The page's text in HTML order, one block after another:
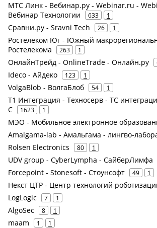
МТС Линк - Вебинар.ру - Webinar.ru -
Вебинар Технологии
633 1
Сравни.ру - Sravni Tech 26 1
Ростелеком Юг - Южный
Ростелекома
263 1
ОнлайнТрейд - OnlineTrade - Онлайн.ру
Ideco - Айдеко 123 1
VolgaBlob - ВолгаБлоб 54 1
Т1 Интеграция - Техносерв - ТС
С
1623 1
МЭО - Мобильное электронное
Amalgama-lab - Амальгама - лингво-
Rolsen Electronics 80 1
UDV group - CyberLympha - СайберЛимфа
Forcepoint - Stonesoft - Стоунсофт 49 1
Некст ЦТР - Центр технологий
LogLogic 7 1
AlgoSec 8 1
maam 1 1